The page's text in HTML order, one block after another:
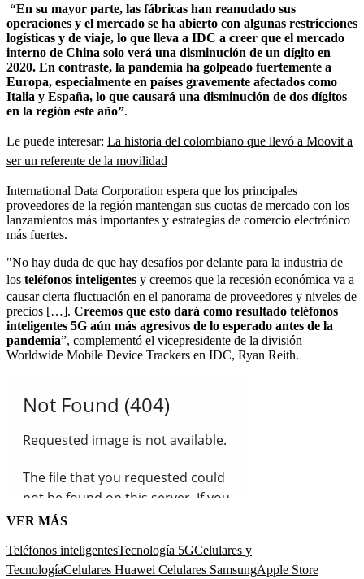
“En su mayor parte, las fábricas han reanudado sus
operaciones y el mercado se ha abierto con algunas restricciones
logísticas y de viaje, lo que lleva a IDC a creer que el mercado
interno de China solo verá una disminución de un dígito en
2020. En contraste, la pandemia ha golpeado fuertemente a
Europa, especialmente en países gravemente afectados como
Italia y España, lo que causará una disminución de dos dígitos
en la región este año”.
Le puede interesar: La historia del colombiano que llevó a Moovit a
ser un referente de la movilidad
International Data Corporation espera que los principales
proveedores de la región mantengan sus cuotas de mercado con los
lanzamientos más importantes y estrategias de comercio electrónico
más fuertes.
"No hay duda de que hay desafíos por delante para la industria de
los teléfonos inteligentes y creemos que la recesión económica va a
causar cierta fluctuación en el panorama de proveedores y niveles de
precios […]. Creemos que esto dará como resultado teléfonos
inteligentes 5G aún más agresivos de lo esperado antes de la
pandemia”, complementó el vicepresidente de la división
Worldwide Mobile Device Trackers en IDC, Ryan Reith.
VER MÁS
Teléfonos inteligentesTecnología 5GCelulares y
TecnologíaCelulares Huawei Celulares SamsungApple Store